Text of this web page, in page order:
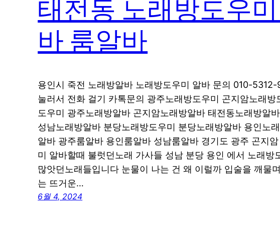
태전동 노래방도우
바 룸알바
용인시 죽전 노래방알바 노래방도우미 알바 문의 010-
눌러서 전화 걸기 카톡문의 광주노래방도우미 곤지암노래방
도우미 광주노래방알바 곤지암노래방알바 태전동노래방알
성남노래방알바 분당노래방도우미 분당노래방알바 용인노
알바 광주룸알바 용인룸알바 성남룸알바 경기도 광주 곤지
미 알바할때 불럿던노래 가사들 성남 분당 용인 에서 노래방
많앗던노래들입니다 눈물이 나는 건 왜 이럴까 입술을 깨물
는 뜨거운…
6월 4, 2024